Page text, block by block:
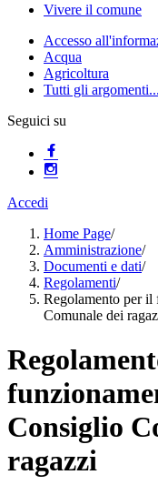
Vivere il comune
Accesso
Acqua
Agricoltura
Tutti gli argomenti...
Seguici su
Accedi
Home Page/
Amministrazione/
Documenti e dati/
Regolamenti/
Regolamento per il
Comunale dei
Consiglio
ragazzi